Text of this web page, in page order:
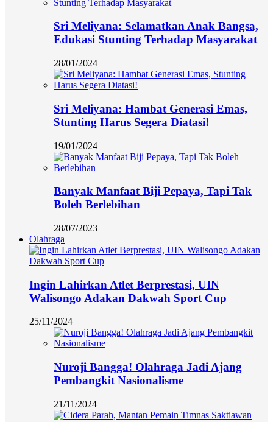
Sri Meliyana: Selamatkan Anak Bangsa,
Edukasi Stunting Terhadap Masyarakat
28/01/2024
Sri Meliyana: Hambat Generasi Emas,
Stunting Harus Segera Diatasi!
19/01/2024
Banyak Manfaat Biji Pepaya, Tapi Tak
Boleh Berlebihan
28/07/2023
Olahraga
Ingin Lahirkan Atlet Berprestasi, UIN
Walisongo Adakan Dakwah Sport Cup
25/11/2024
Nuroji Bangga! Olahraga Jadi Ajang
Pembangkit Nasionalisme
21/11/2024